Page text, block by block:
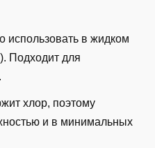
использовать в жидком
Подходит для
хлор, поэтому
и в минимальных